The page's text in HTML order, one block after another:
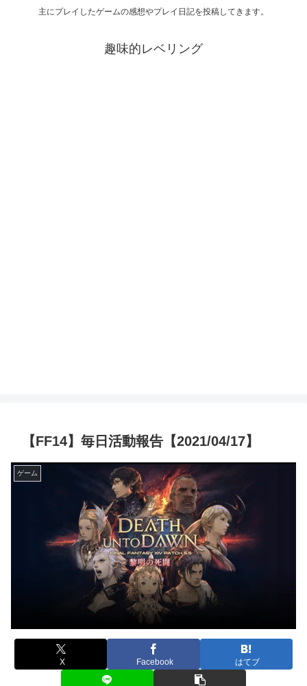
主にプレイしたゲームの感想やプレイ日記を投稿してきます。
趣味的レベリング
【FF14】毎日活動報告【2021/04/17】
ゲーム
X Facebook はてブ